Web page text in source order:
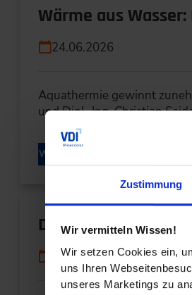
Zustimmung
Wir vermitteln Wissen!
Wir setzen Cookies ein,
uns Ihren
unseres Marketings zu
Wärme aus
24.06.2026
Aquathermie gewinnt
und Dipl.-Ing. Christian
WEITERLESEN
Der Aufbau der
18.06.2026